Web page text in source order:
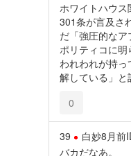
ホワイトハウ
301条が言及さ
だ「強圧的な
ポリティコに
われわれが持
解している」と
0
39 白妙8月前
バカだなあ。